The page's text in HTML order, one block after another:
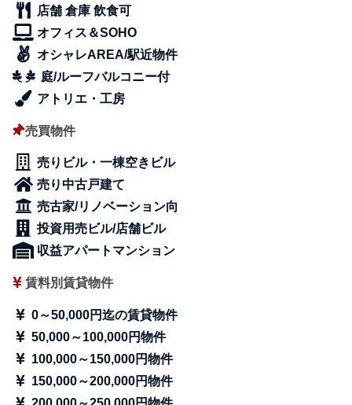
店舗 倉庫 飲食可
オフィス＆SOHO
オシャレAREA/駅近物件
庭/ルーフバルコニー付
アトリエ・工房
売買物件
売りビル・一棟空きビル
売り中古戸建て
売古家/リノベーション向
投資用売ビル/店舗ビル
収益アパートマンション
賃料別賃貸物件
0～50,000円迄の賃貸物件
50,000～100,000円物件
100,000～150,000円物件
150,000～200,000円物件